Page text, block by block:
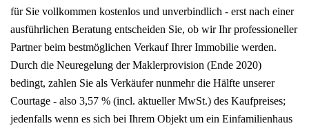
für Sie vollkommen kostenlos und unverbindlich - erst nach einer
ausführlichen Beratung entscheiden Sie, ob wir Ihr professioneller
Partner beim bestmöglichen Verkauf Ihrer Immobilie werden.
Durch die Neuregelung der Maklerprovision (Ende 2020)
bedingt, zahlen Sie als Verkäufer nunmehr die Hälfte unserer
Courtage - also 3,57 % (incl. aktueller MwSt.) des Kaufpreises;
jedenfalls wenn es sich bei Ihrem Objekt um ein Einfamilienhaus